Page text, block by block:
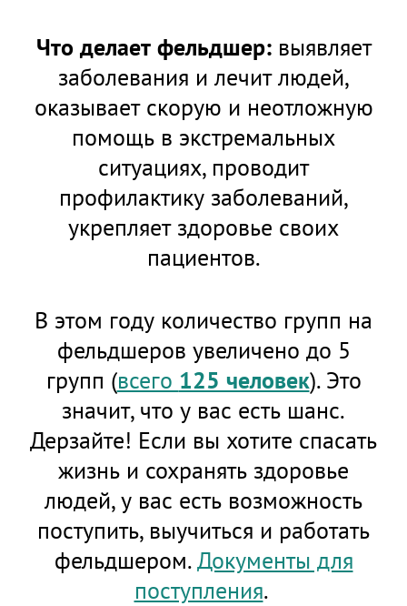
Что делает фельдшер: выявляет
заболевания и лечит людей,
оказывает скорую и неотложную
помощь в экстремальных
ситуациях, проводит
профилактику заболеваний,
укрепляет здоровье своих
пациентов.
В этом году количество групп на
фельдшеров увеличено до 5
групп (всего 125 человек). Это
значит, что у вас есть шанс.
Дерзайте! Если вы хотите спасать
жизнь и сохранять здоровье
людей, у вас есть возможность
поступить, выучиться и работать
фельдшером.Документы для
поступления.